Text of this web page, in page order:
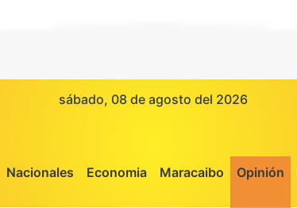
sábado, 08 de agosto del 2026
Nacionales Economia Maracaibo Opinión